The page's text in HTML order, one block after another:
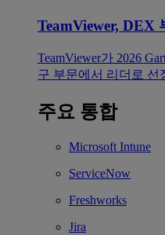
TeamViewer, DEX
TeamViewer가 2026
구 부문에서 리더로 선
주요 통합
Microsoft Intune
ServiceNow
Freshworks
Jira